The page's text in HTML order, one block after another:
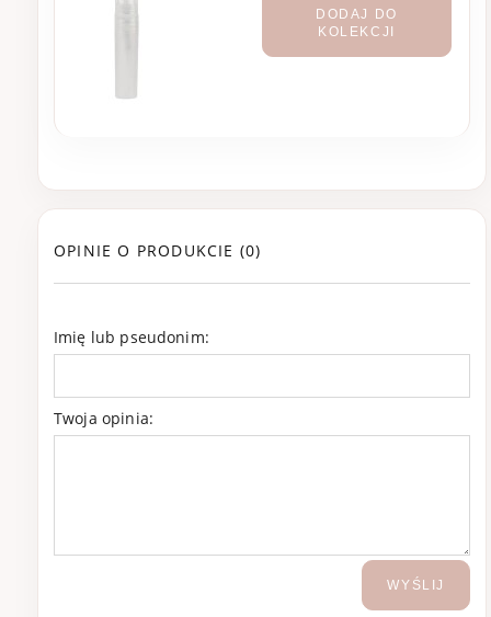
DODAJ DO
KOLEKCJI
OPINIE O PRODUKCIE (0)
Imię lub pseudonim:
Twoja opinia:
WYŚLIJ